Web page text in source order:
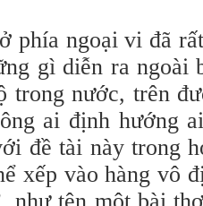
phía ngoại vi đã
gì diễn ra ngoài
trong nước, trên
ai định hướng
đề tài này trong
xếp vào hàng vô